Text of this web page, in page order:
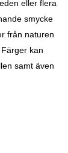
eller flera
smycke
från naturen
kan
samt även